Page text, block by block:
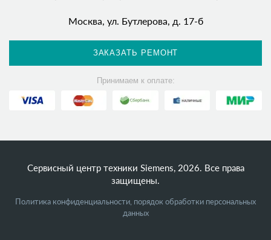
Москва, ул. Бутлерова, д. 17-б
ЗАКАЗАТЬ РЕМОНТ
Принимаем к оплате:
Сервисный центр техники Siemens, 2026. Все права
защищены.
Политика конфиденциальности, порядок обработки персональных
данных